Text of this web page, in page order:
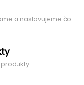
a nastavujeme čo